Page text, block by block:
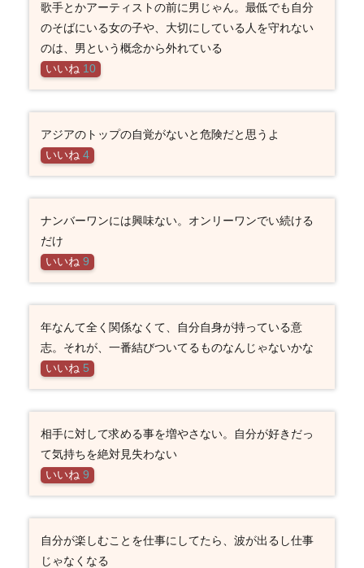
歌手とかアーティストの前に男じゃん。最低でも自分
のそばにいる女の子や、大切にしている人を守れない
のは、男という概念から外れている
いいね 10
アジアのトップの自覚がないと危険だと思うよ
いいね 4
ナンバーワンには興味ない。オンリーワンでい続ける
だけ
いいね 9
年なんて全く関係なくて、自分自身が持っている意
志。それが、一番結びついてるものなんじゃないかな
いいね 5
相手に対して求める事を増やさない。自分が好きだっ
て気持ちを絶対見失わない
いいね 9
自分が楽しむことを仕事にしてたら、波が出るし仕事
じゃなくなる